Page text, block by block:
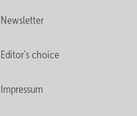
Newsletter
Editor's choice
Impressum